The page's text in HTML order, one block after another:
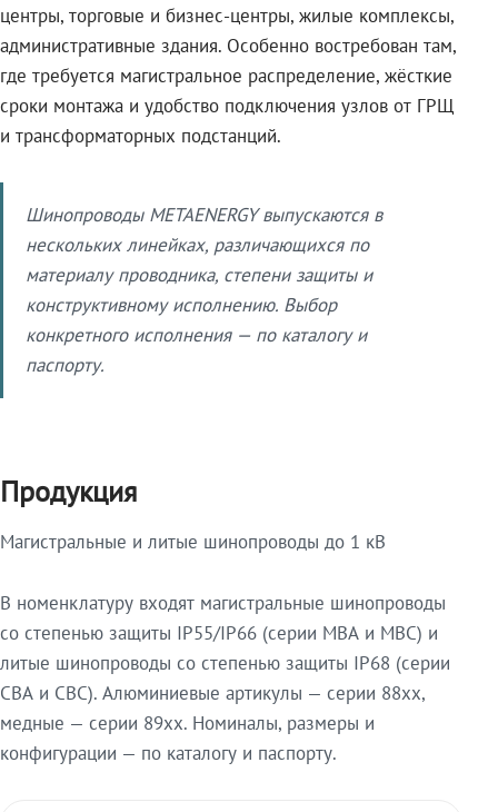
центры, торговые и бизнес-центры, жилые комплексы,
административные здания. Особенно востребован там,
где требуется магистральное распределение, жёсткие
сроки монтажа и удобство подключения узлов от ГРЩ
и трансформаторных подстанций.
Шинопроводы METAENERGY выпускаются в
нескольких линейках, различающихся по
материалу проводника, степени защиты и
конструктивному исполнению. Выбор
конкретного исполнения — по каталогу и
паспорту.
Продукция
Магистральные и литые шинопроводы до 1 кВ
В номенклатуру входят магистральные шинопроводы
со степенью защиты IP55/IP66 (серии МВА и МВС) и
литые шинопроводы со степенью защиты IP68 (серии
СВА и СВС). Алюминиевые артикулы — серии 88xx,
медные — серии 89xx. Номиналы, размеры и
конфигурации — по каталогу и паспорту.